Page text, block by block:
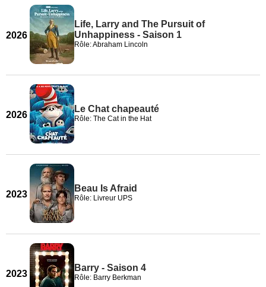
2026
Life, Larry and The Pursuit of
Unhappiness - Saison 1
Rôle: Abraham Lincoln
2026
Le Chat chapeauté
Rôle: The Cat in the Hat
2023
Beau Is Afraid
Rôle: Livreur UPS
2023
Barry - Saison 4
Rôle: Barry Berkman